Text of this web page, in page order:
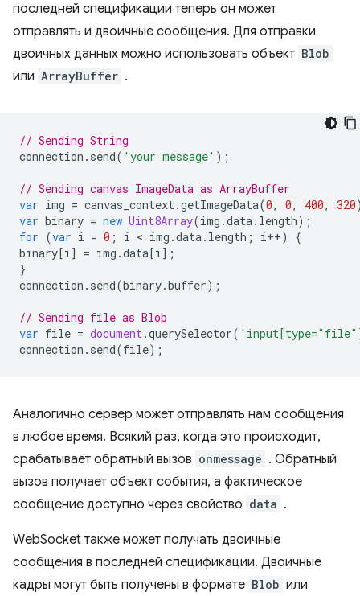
последней спецификации теперь он может
отправлять и двоичные сообщения. Для отправки
двоичных данных можно использовать объект Blob
или ArrayBuffer .
// Sending String
connection . send( 'your message' );
// Sending canvas ImageData as ArrayBuffer
var img = canvas_context.getImageData(0, 0, 400, 320
var binary = new Uint8Array(img .data. length);
for (var i = 0 ; i < img .data. length ; i++)
{
binary[i] = img .data[i];
}
connection . send(binary.buffer);
// Sending file as Blob
var file = document.querySelector(
connection . send(file);
Аналогично сервер может отправлять нам сообщения
в любое время. Всякий раз, когда это происходит,
срабатывает обратный вызов onmessage . Обратный
вызов получает объект события, а фактическое
сообщение доступно через свойство data .
WebSocket также может получать двоичные
сообщения в последней спецификации. Двоичные
кадры могут быть получены в формате Blob или